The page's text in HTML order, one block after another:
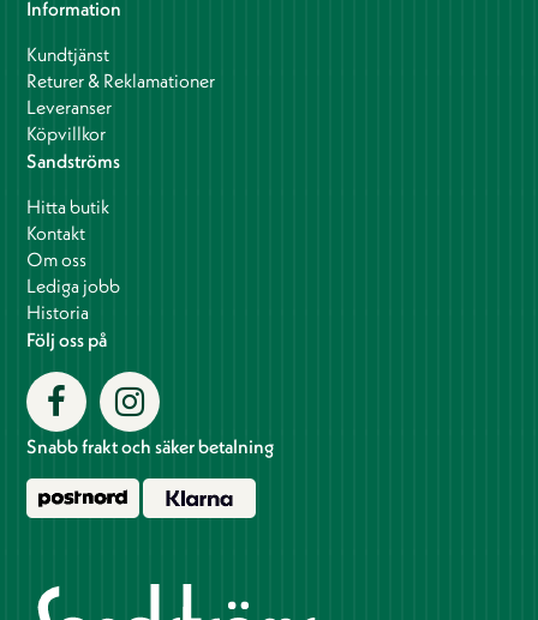
Information
Kundtjänst
Returer & Reklamationer
Leveranser
Köpvillkor
Sandströms
Hitta butik
Kontakt
Om oss
Lediga jobb
Historia
Följ oss på
Snabb frakt och säker betalning